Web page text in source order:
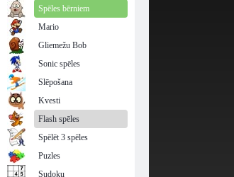
Spēles bērniem
Mario
Gliemežu Bob
Sonic spēles
Slēpošana
Kvesti
Flash spēles
Spēlēt 3 spēles
Puzles
Sudoku